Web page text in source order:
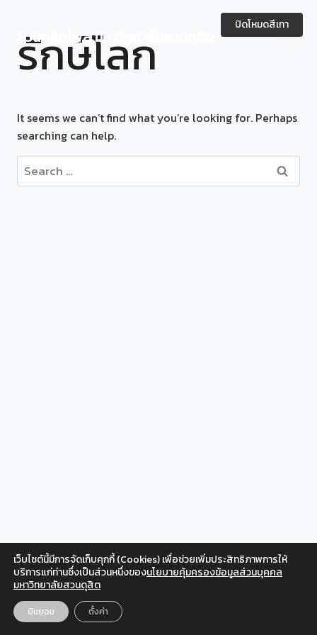
contentสวนดุสิตโพล มหาวิทยาลัยสวนดุสิต
รักษ์โลก
It seems we can’t find what you’re looking for. Perhaps
searching can help.
Search
for:
Facebook Twitter Instagram
YouTube
สำหรับเจ้าหน้าที่
© 2026 สวนดุสิตโพล มหาวิทยาลัยสวนดุสิต
เว็บไซต์นี้มีการจัดเก็บคุกกี้ (Cookies) เพื่อช่วยเพิ่มประสิทธิภาพการให้
บริการแก่ท่านซึ่งเป็นส่วนหนึ่งของนโยบายคุ้มครองข้อมูลส่วนบุคคล
มหาวิทยาลัยสวนดุสิต
ยินยอม ตั้งค่า
ปิดโหมดสีเทา